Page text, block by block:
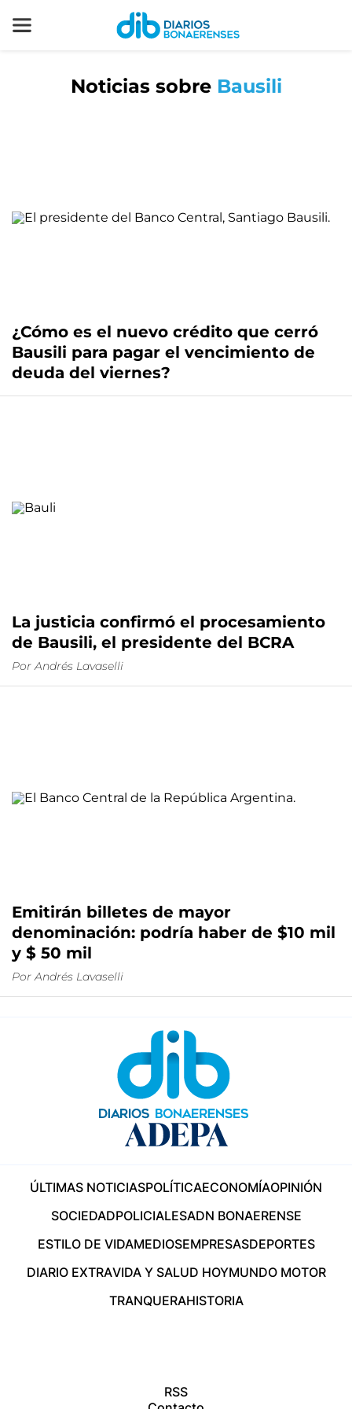
Noticias sobre Bausili
¿Cómo es el nuevo crédito que cerró
Bausili para pagar el vencimiento de
deuda del viernes?
La justicia confirmó el procesamiento
de Bausili, el presidente del BCRA
Por Andrés Lavaselli
Emitirán billetes de mayor
denominación: podría haber de $10 mil
y $ 50 mil
Por Andrés Lavaselli
ÚLTIMAS NOTICIASPOLÍTICAECONOMÍAOPINIÓN
SOCIEDADPOLICIALESADN BONAERENSE
ESTILO DE VIDAMEDIOSEMPRESASDEPORTES
DIARIO EXTRAVIDA Y SALUD HOYMUNDO MOTOR
TRANQUERAHISTORIA
RSS